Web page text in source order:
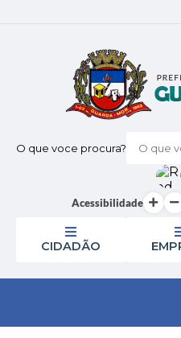
O que voce procura?
Acessibilidade
CIDADÃO